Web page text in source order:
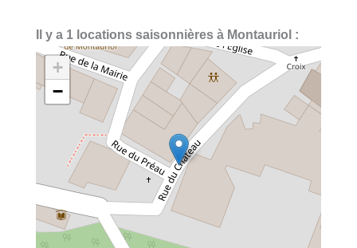
Il y a 1 locations saisonnières à Montauriol :
+
−